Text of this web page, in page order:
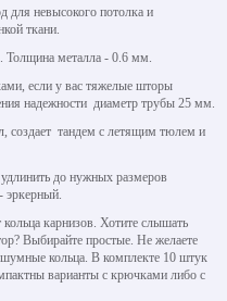
невысокого потолка и
ткани.
Толщина металла - 0.6 мм.
если у вас тяжелые шторы
надежности диаметр трубы 25 мм.
создает тандем с летящим тюлем и
до нужных размеров
эркерный.
карнизов. Хотите слышать
Выбирайте простые. Не желаете
кольца. В комплекте 10 штук
варианты с крючками либо с